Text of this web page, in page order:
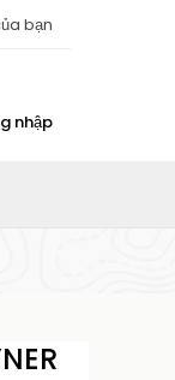
bạn
nhập